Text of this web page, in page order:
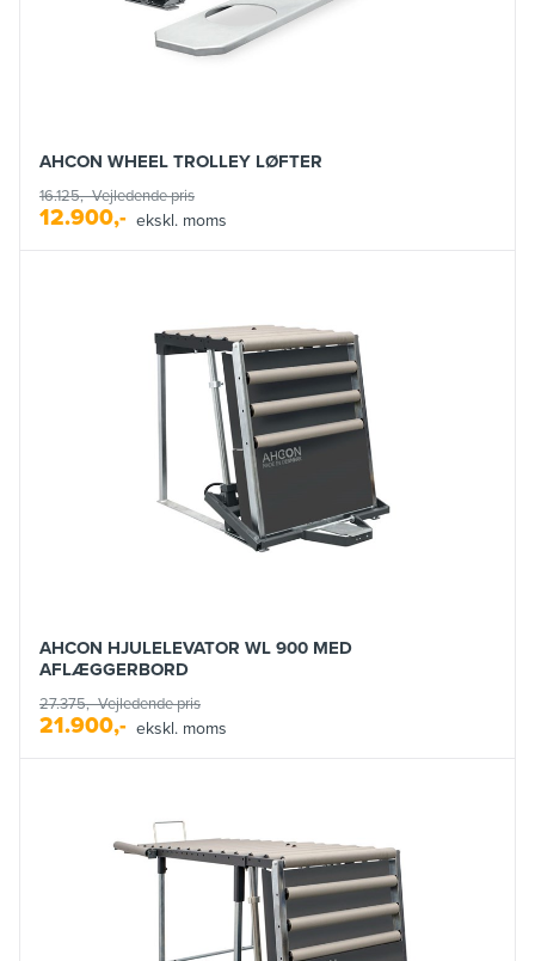
AHCON WHEEL TROLLEY LØFTER
16.125,-Vejledende pris
12.900,- ekskl. moms
AHCON HJULELEVATOR WL 900 MED
AFLÆGGERBORD
27.375,-Vejledende pris
21.900,- ekskl. moms